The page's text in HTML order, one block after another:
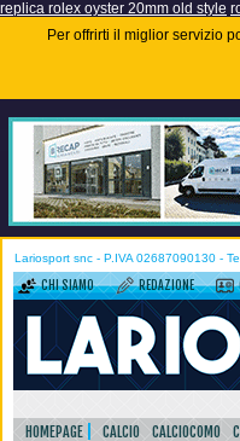
replica rolex oyster 20mm old style
Per offrirti il miglior servizio
Lariosport snc - P.IVA 02687090130 -
CHI SIAMO REDAZIONE
HOMEPAGE CALCIO CALCIOCOMO